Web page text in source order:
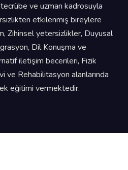
tecrübe ve uzman kadrosuyla
etkilenmiş bireylere
Zihinsel yetersizlikler, Duyusal
Dil Konuşma ve
iletişim becerileri, Fizik
ve Rehabilitasyon alanlarında
eğitimi vermektedir.